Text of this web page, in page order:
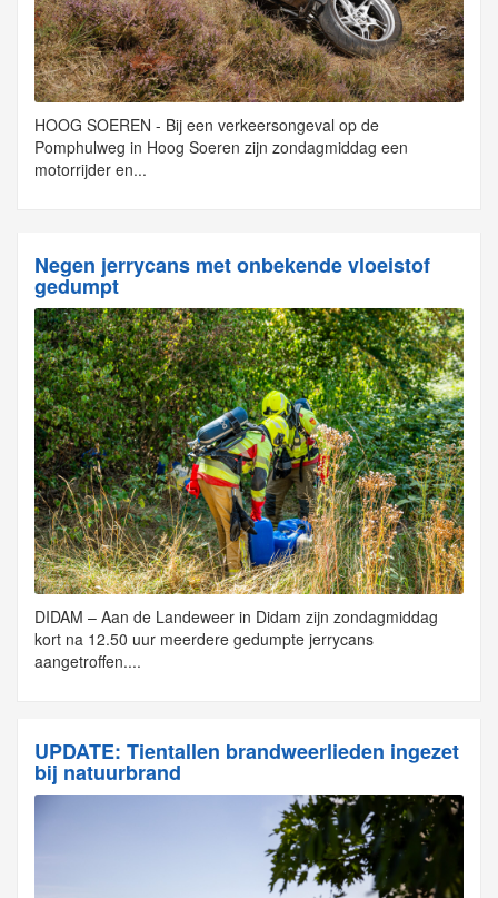
HOOG SOEREN - Bij een verkeersongeval op de
Pomphulweg in Hoog Soeren zijn zondagmiddag een
motorrijder en...
Negen jerrycans met onbekende vloeistof
gedumpt
DIDAM – Aan de Landeweer in Didam zijn zondagmiddag
kort na 12.50 uur meerdere gedumpte jerrycans
aangetroffen....
UPDATE: Tientallen brandweerlieden ingezet
bij natuurbrand